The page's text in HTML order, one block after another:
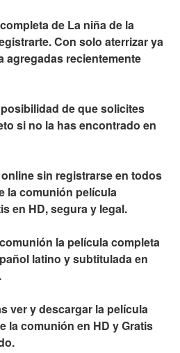
de La niña de la
Con solo aterrizar ya
agregadas recientemente
de que solicites
si no la has encontrado en
sin registrarse en todos
la comunión película
en HD, segura y legal.
la película completa
latino y subtitulada en
ver y descargar la película
la comunión en HD y Gratis